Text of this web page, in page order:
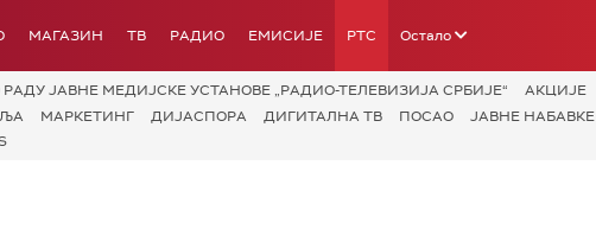
МАГАЗИН ТВ РАДИО ЕМИСИЈЕ РТС Остало
ЈАВНЕ МЕДИЈСКЕ УСТАНОВЕ „РАДИО-ТЕЛЕВИЗИЈА СРБИЈЕ“ АКЦИЈЕ
МАРКЕТИНГ ДИЈАСПОРА ДИГИТАЛНА ТВ ПОСАО ЈАВНЕ НАБАВКЕ